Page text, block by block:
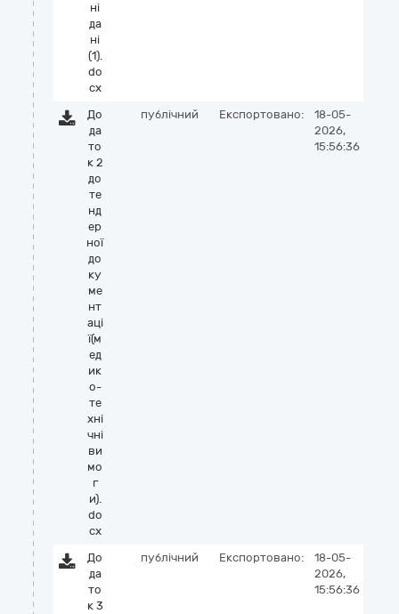
ні
да
ні
(1).
do
cx
До
да
то
к 2
до
те
нд
ер
ної
до
ку
ме
нт
аці
ї(м
ед
ик
о-
те
хні
чні
ви
мо
г
и).
do
cx
публічний Експортовано:
18-05-
2026,
15:56:36
До
да
то
к 3
публічний Експортовано:
18-05-
2026,
15:56:36